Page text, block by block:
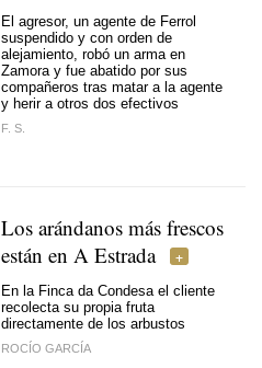
El agresor, un agente de Ferrol
suspendido y con orden de
alejamiento, robó un arma en
Zamora y fue abatido por sus
compañeros tras matar a la agente
y herir a otros dos efectivos
F. S.
Los arándanos más frescos
están en A Estrada
En la Finca da Condesa el cliente
recolecta su propia fruta
directamente de los arbustos
ROCÍO GARCÍA